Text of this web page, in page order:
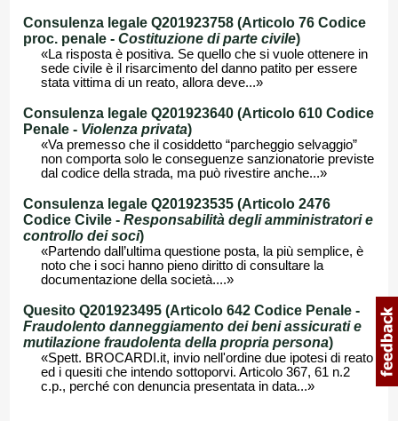
Consulenza legale Q201923758 (Articolo 76 Codice
proc. penale - Costituzione di parte civile)
«La risposta è positiva. Se quello che si vuole ottenere in
sede civile è il risarcimento del danno patito per essere
stata vittima di un reato, allora deve...»
Consulenza legale Q201923640 (Articolo 610 Codice
Penale - Violenza privata)
«Va premesso che il cosiddetto “parcheggio selvaggio”
non comporta solo le conseguenze sanzionatorie previste
dal codice della strada, ma può rivestire anche...»
Consulenza legale Q201923535 (Articolo 2476
Codice Civile - Responsabilità degli amministratori e
controllo dei soci)
«Partendo dall’ultima questione posta, la più semplice, è
noto che i soci hanno pieno diritto di consultare la
documentazione della società....»
Quesito Q201923495 (Articolo 642 Codice Penale -
Fraudolento danneggiamento dei beni assicurati e
mutilazione fraudolenta della propria persona)
«Spett. BROCARDI.it, invio nell'ordine due ipotesi di reato
ed i quesiti che intendo sottoporvi. Articolo 367, 61 n.2
c.p., perché con denuncia presentata in data...»